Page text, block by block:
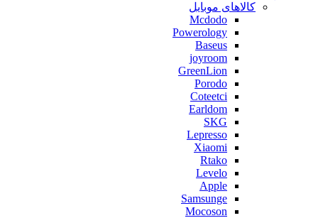
کالاهای موبایل
Mcdodo
Powerology
Baseus
joyroom
GreenLion
Porodo
Coteetci
Earldom
SKG
Lepresso
Xiaomi
Rtako
Levelo
Apple
Samsunge
Mocoson